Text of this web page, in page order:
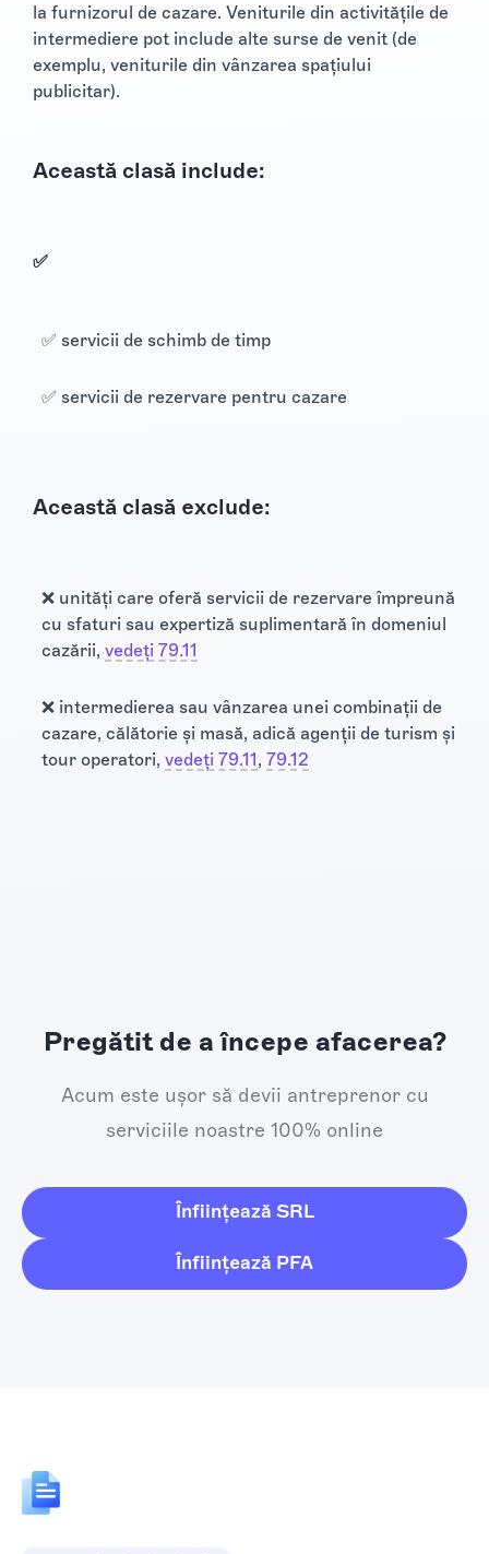
la furnizorul de cazare. Veniturile din activitățile de
intermediere pot include alte surse de venit (de
exemplu, veniturile din vânzarea spațiului
publicitar).
Această clasă include:
✅
✅ servicii de schimb de timp
✅ servicii de rezervare pentru cazare
Această clasă exclude:
❌ unități care oferă servicii de rezervare împreună
cu sfaturi sau expertiză suplimentară în domeniul
cazării, vedeți 79.11
❌ intermedierea sau vânzarea unei combinații de
cazare, călătorie și masă, adică agenții de turism și
tour operatori, vedeți 79.11‌‍‌‍​‍​, 79.12
Pregătit de a începe afacerea?
Acum este ușor să devii antreprenor cu
serviciile noastre 100% online
Înființează SRL
Înființează PFA